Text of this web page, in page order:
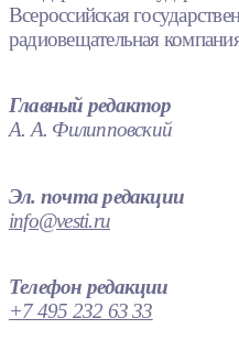
Всероссийская
радиовещательная
Главный редактор
А. А. Филипповский
Эл. почта редакции
info@vesti.ru
Телефон редакции
+7 495 232 63 33